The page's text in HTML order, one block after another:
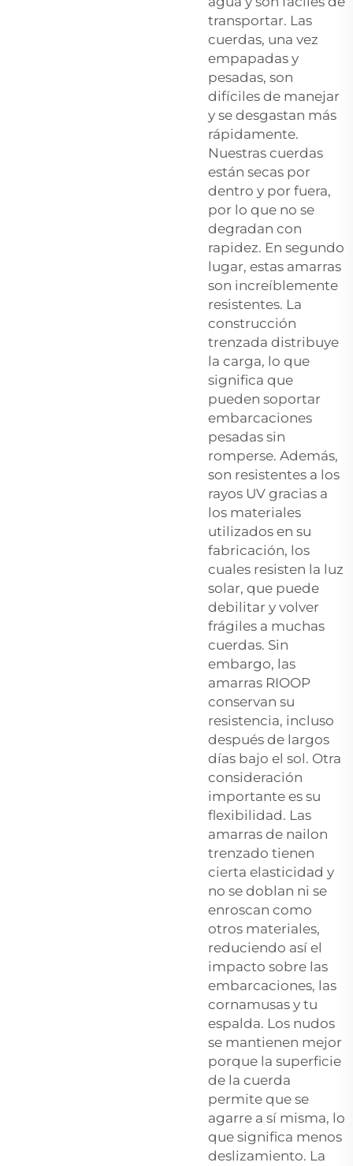
transportar. Las
cuerdas, una vez
empapadas y
pesadas, son
difíciles de manejar
y se desgastan más
rápidamente.
Nuestras cuerdas
están secas por
dentro y por fuera,
por lo que no se
degradan con
rapidez. En segundo
lugar, estas amarras
son increíblemente
resistentes. La
construcción
trenzada distribuye
la carga, lo que
significa que
pueden soportar
embarcaciones
pesadas sin
romperse. Además,
son resistentes a los
rayos UV gracias a
los materiales
utilizados en su
fabricación, los
cuales resisten la luz
solar, que puede
debilitar y volver
frágiles a muchas
cuerdas. Sin
embargo, las
amarras RIOOP
conservan su
resistencia, incluso
después de largos
días bajo el sol. Otra
consideración
importante es su
flexibilidad. Las
amarras de nailon
trenzado tienen
cierta elasticidad y
no se doblan ni se
enroscan como
otros materiales,
reduciendo así el
impacto sobre las
embarcaciones, las
cornamusas y tu
espalda. Los nudos
se mantienen mejor
porque la superficie
de la cuerda
permite que se
agarre a sí misma, lo
que significa menos
deslizamiento. La